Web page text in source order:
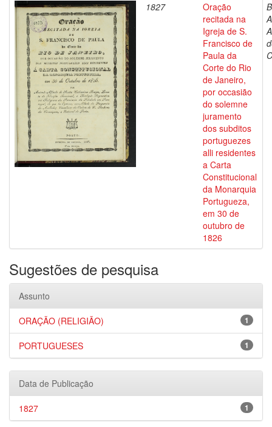
1827
Oração
recitada na
Igreja de S.
Francisco de
Paula da
Corte do Rio
de Janeiro,
por occasião
do solemne
juramento
dos subditos
portuguezes
alli residentes
a Carta
Constitucional
da Monarquia
Portugueza,
em 30 de
outubro de
1826
Sugestões de pesquisa
Assunto
1
ORAÇÃO (RELIGIÃO)
1
PORTUGUESES
Data de Publicação
1
1827